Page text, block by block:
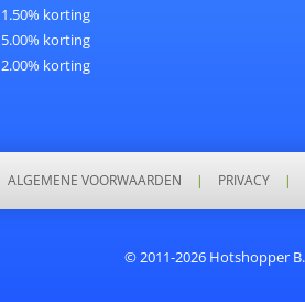
1.50% korting
5.00% korting
2.00% korting
ALGEMENE VOORWAARDEN | PRIVACY |
© 2011-2026 Hotshopper